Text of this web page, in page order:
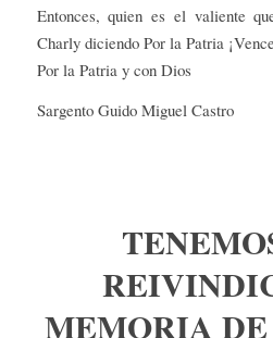
Entonces, quien es el valiente
Charly diciendo Por la Patria
Por la Patria y con Dios
Sargento Guido Miguel Castro
MEMORIA